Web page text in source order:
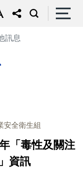
訊息
安全衛生組
「毒性及關注
資訊